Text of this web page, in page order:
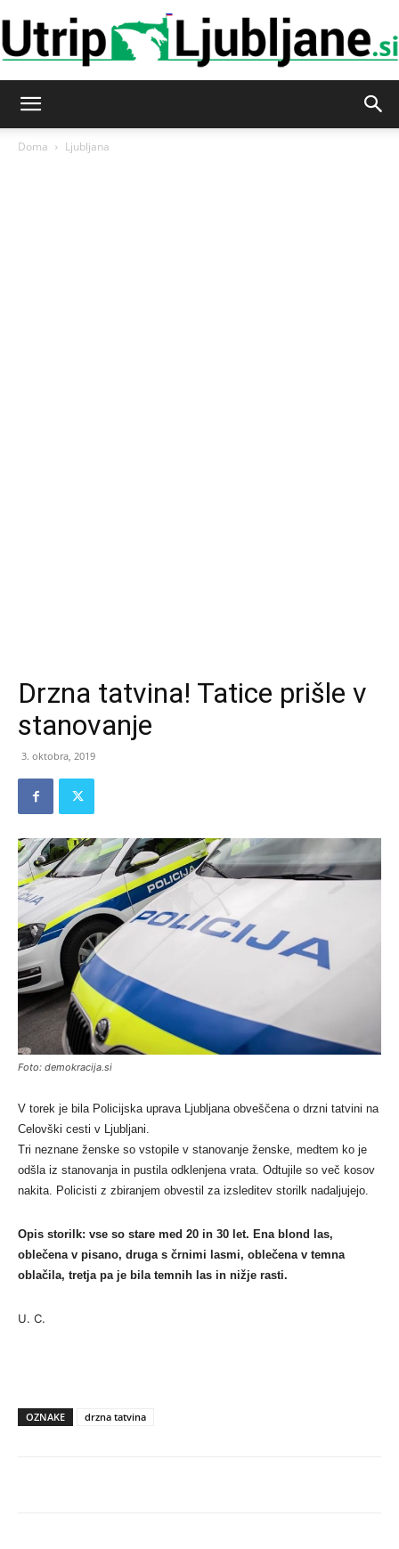
Doma Ljubljana
Drzna tatvina! Tatice prišle v
stanovanje
3. oktobra, 2019
Foto: demokracija.si
V torek je bila Policijska uprava Ljubljana obveščena o drzni tatvini na
Celovški cesti v Ljubljani.
Tri neznane ženske so vstopile v stanovanje ženske, medtem ko je
odšla iz stanovanja in pustila odklenjena vrata. Odtujile so več kosov
nakita. Policisti z zbiranjem obvestil za izsleditev storilk nadaljujejo.
Opis storilk: vse so stare med 20 in 30 let. Ena blond las,
oblečena v pisano, druga s črnimi lasmi, oblečena v temna
oblačila, tretja pa je bila temnih las in nižje rasti.
U. C.
OZNAKE drzna tatvina